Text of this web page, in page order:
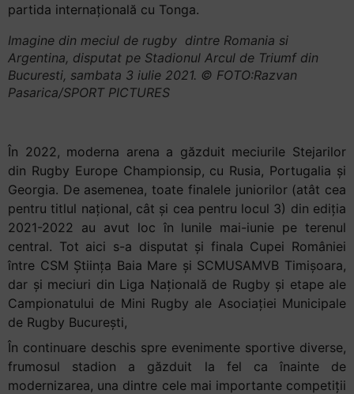
partida internațională cu Tonga.
Imagine din meciul de rugby dintre Romania si
Argentina, disputat pe Stadionul Arcul de Triumf din
Bucuresti, sambata 3 iulie 2021. © FOTO:Razvan
Pasarica/SPORT PICTURES
În 2022, moderna arena a găzduit meciurile Stejarilor
din Rugby Europe Championsip, cu Rusia, Portugalia și
Georgia. De asemenea, toate finalele juniorilor (atât cea
pentru titlul național, cât și cea pentru locul 3) din ediția
2021-2022 au avut loc în lunile mai-iunie pe terenul
central. Tot aici s-a disputat și finala Cupei României
între CSM Știința Baia Mare și SCMUSAMVB Timișoara,
dar și meciuri din Liga Națională de Rugby și etape ale
Campionatului de Mini Rugby ale Asociației Municipale
de Rugby București,
În continuare deschis spre evenimente sportive diverse,
frumosul stadion a găzduit la fel ca înainte de
modernizarea, una dintre cele mai importante competiții